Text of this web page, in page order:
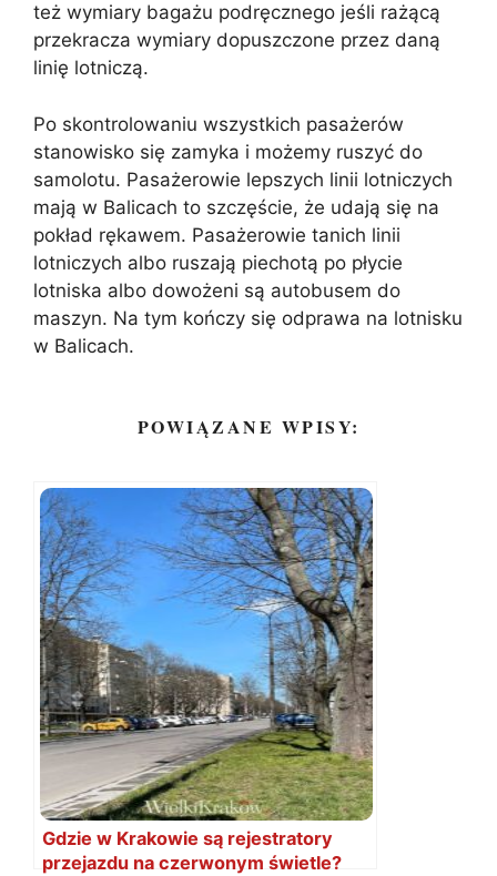
też wymiary bagażu podręcznego jeśli rażącą
przekracza wymiary dopuszczone przez daną
linię lotniczą.
Po skontrolowaniu wszystkich pasażerów
stanowisko się zamyka i możemy ruszyć do
samolotu. Pasażerowie lepszych linii lotniczych
mają w Balicach to szczęście, że udają się na
pokład rękawem. Pasażerowie tanich linii
lotniczych albo ruszają piechotą po płycie
lotniska albo dowożeni są autobusem do
maszyn. Na tym kończy się odprawa na lotnisku
w Balicach.
POWIĄZANE WPISY:
Gdzie w Krakowie są rejestratory
przejazdu na czerwonym świetle?